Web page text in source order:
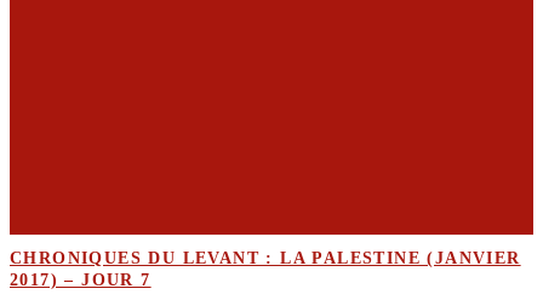
CHRONIQUES DU LEVANT : LA PALESTINE (JANVIER
2017) – JOUR 7